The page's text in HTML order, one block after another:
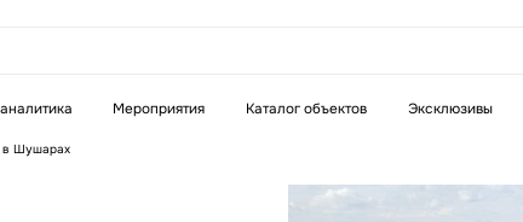
Мероприятия Каталог объектов Эксклюзивы
в Шушарах
звонок
WhatsApp Telegram